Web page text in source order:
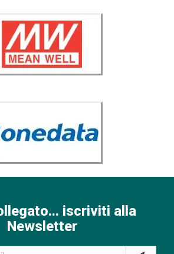
iscriviti alla
Newsletter